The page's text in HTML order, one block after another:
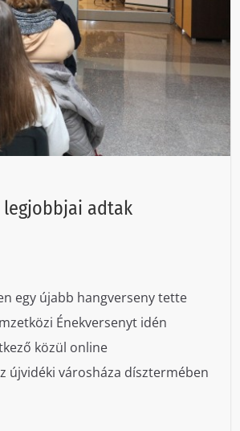
legjobbjai adtak
egy újabb hangverseny tette
Énekversenyt idén
közül online
újvidéki városháza dísztermében